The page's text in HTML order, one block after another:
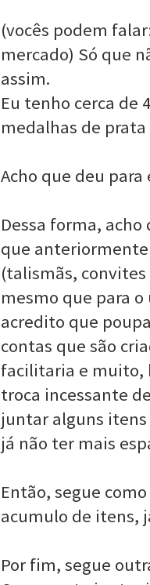
(vocês podem
mercado) Só que
assim.
Eu tenho cerca de
medalhas de
Acho que deu
Dessa forma,
que
(talismãs,
mesmo que para
acredito que
contas que são
facilitaria e muito,
troca incessante
juntar alguns
já não ter mais
Então, segue
acumulo de itens,
Por fim, segue